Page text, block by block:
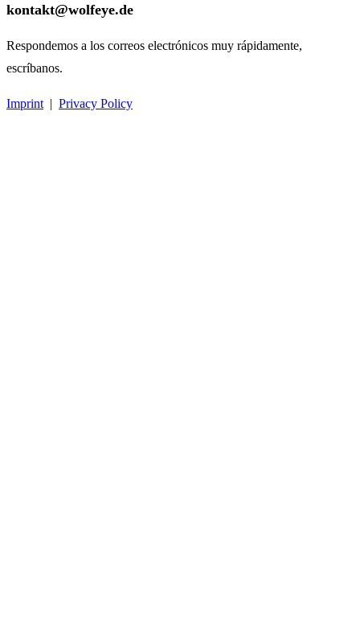
kontakt@wolfeye.de
Respondemos a los correos electrónicos muy rápidamente,
escríbanos.
Imprint | Privacy Policy